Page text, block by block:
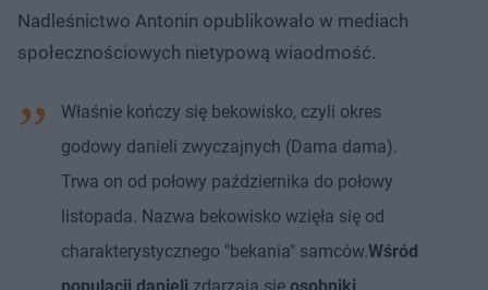
Nadleśnictwo Antonin opublikowało w mediach
społecznościowych nietypową wiaodmość.
Właśnie kończy się bekowisko, czyli okres
godowy danieli zwyczajnych (Dama dama).
Trwa on od połowy października do połowy
listopada. Nazwa bekowisko wzięła się od
charakterystycznego "bekania" samców.Wśród
populacji danieli zdarzają się osobniki